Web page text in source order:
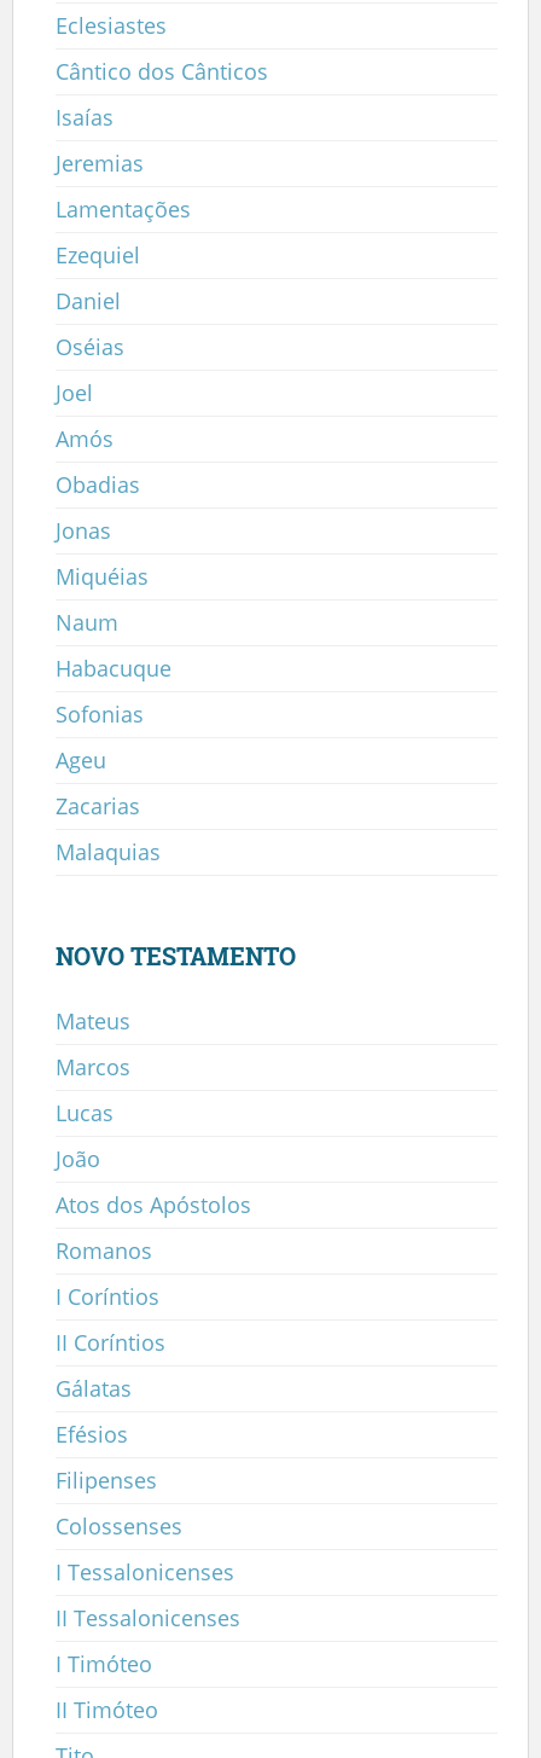
Eclesiastes
Cântico dos Cânticos
Isaías
Jeremias
Lamentações
Ezequiel
Daniel
Oséias
Joel
Amós
Obadias
Jonas
Miquéias
Naum
Habacuque
Sofonias
Ageu
Zacarias
Malaquias
NOVO TESTAMENTO
Mateus
Marcos
Lucas
João
Atos dos Apóstolos
Romanos
I Coríntios
II Coríntios
Gálatas
Efésios
Filipenses
Colossenses
I Tessalonicenses
II Tessalonicenses
I Timóteo
II Timóteo